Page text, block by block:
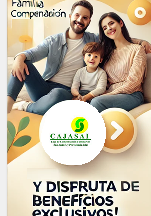
LICITACION_003_2025.PDF
LICITACION_DE_OFERTAS_001_DE_2025.PDF
LICITACION_DE_OFERTAS_002-2025.PDF
LICITACION_DE_OFERTA_004-2025.PDF
2024
COMUNICADO_ADJUDICACION_LIC-001-2024.pdf
COMUNICADO_ADJUDICACION_LIC-002-2024.pdf
INFORME_EVALUACION_LIC-002-2024.pdf
INFORME_LICITACION_OFERTAS_001-2024.pdf
LICITACION_2024-001.PDF
LICITACION_No_002-2024.pdf